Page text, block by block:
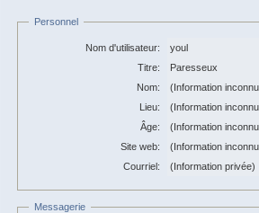
Personnel
Nom d'utilisateur:
youl
Titre:
Paresseux
Nom:
(Information
Lieu:
(Information
Âge:
(Information
Site web:
(Information
Courriel:
(Information privée)
Messagerie